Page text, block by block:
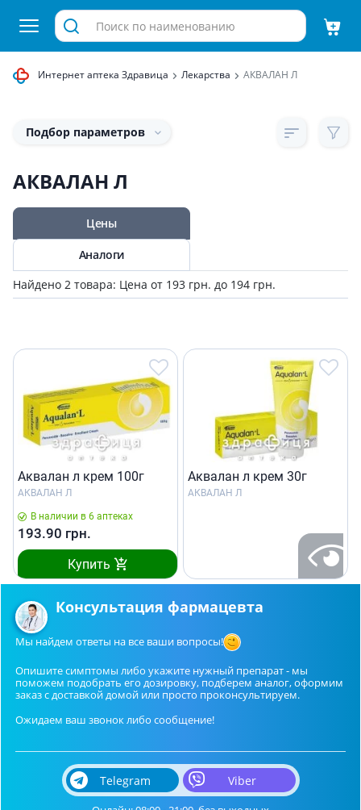
Интернет аптека Здравица Лекарства АКВАЛАН Л
Подбор параметров
АКВАЛАН Л
Цены
Аналоги
Найдено 2 товара: Цена от 193 грн. до 194 грн.
Аквалан л крем 100г
АКВАЛАН Л
В наличии в 6 аптеках
193.90 грн.
Купить
Аквалан л крем 30г
АКВАЛАН Л
Консультация фармацевта
Мы найдем ответы на все ваши вопросы!
Опишите симптомы либо укажите нужный препарат - мы
поможем подобрать его дозировку, подберем аналог, оформим
заказ с доставкой домой или просто проконсультируем.
Ожидаем ваш звонок либо сообщение!
Telegram Viber